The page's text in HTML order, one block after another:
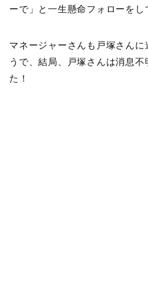
ーで」と一生懸命フォローをし
マネージャーさんも戸塚さん
うで、結局、戸塚さんは消息
た！